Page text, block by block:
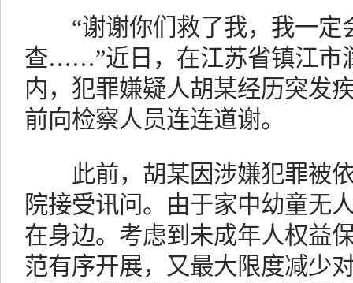
“谢谢你们救了我，我一定
查……”近日，在江苏省镇江市
内，犯罪嫌疑人胡某经历突发
前向检察人员连连道谢。
此前，胡某因涉嫌犯罪被依
院接受讯问。由于家中幼童无
在身边。考虑到未成年人权益
范有序开展，又最大限度减少